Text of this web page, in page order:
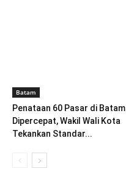
Batam
Penataan 60 Pasar di Batam
Dipercepat, Wakil Wali Kota
Tekankan Standar...